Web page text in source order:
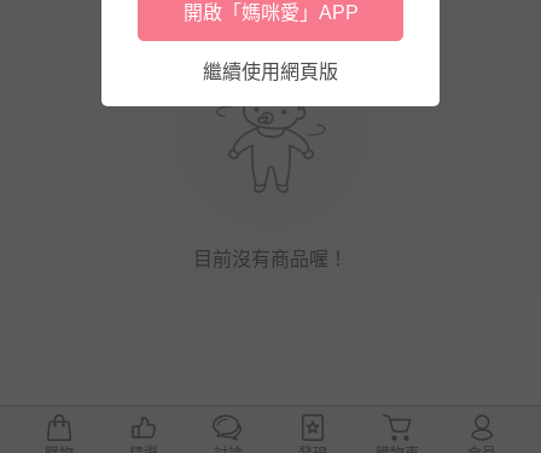
目前沒有商品喔！
開啟「媽咪愛」APP
繼續使用網頁版